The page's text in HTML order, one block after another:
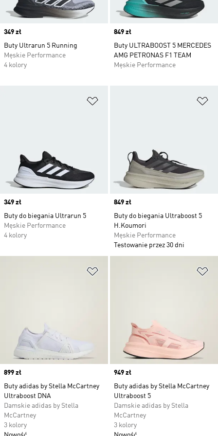
Price
349 zł
Buty Ultrarun 5 Running
Męskie Performance
4 kolory
Price
849 zł
Buty ULTRABOOST 5 MERCEDES
AMG PETRONAS F1 TEAM
Męskie Performance
Price
349 zł
Buty do biegania Ultrarun 5
Męskie Performance
4 kolory
Price
849 zł
Buty do biegania Ultraboost 5
H.Koumori
Męskie Performance
Testowanie przez 30 dni
Price
899 zł
Buty adidas by Stella McCartney
Ultraboost DNA
Damskie adidas by Stella
McCartney
3 kolory
Price
949 zł
Buty adidas by Stella McCartney
Ultraboost 5
Damskie adidas by Stella
McCartney
3 kolory